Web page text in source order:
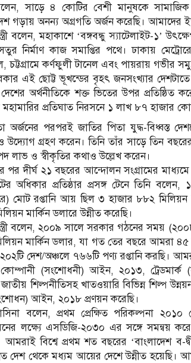
সাড়ে ৪ কোটির বেশী মানুষকে সামাজিক
গড়ায় অনন্য অগ্রগতি অর্জন করেছি। আমাদের
বলেন, মহাকাশে ‘বঙ্গবন্ধু স্যাটেলাইট-১’
নির্মাণ কাজ সমাপ্তির পথে। ঢাকায়
চট্টগ্রামে কর্ণফুলী টানেল এবং পায়রায় গভীর
এই ছোট্ট ভূখন্ডের বৃহৎ জনসংখ্যার দেশটাতে
অর্থনীতিকে শক্ত ভিতের উপর প্রতিষ্ঠিত
প্রতিঘাত নিরসনে ১ লাখ ৮৭ হাজার
অর্জনের পরপরই জাতির পিতা যুদ্ধ-বিধ্বস্ত
উদ্যোগ গ্রহণ করেন। তিনি তাঁর সাড়ে তিন বছরের
লাভ ও স্বীকৃতির কথাও উল্লেখ করেন।
পর দীর্ঘ ২১ বছরের আন্দোলন সংগ্রামের
অধিকার প্রতিষ্ঠার প্রসঙ্গ টেনে তিনি
মোট রপ্তানি আয় ছিল ৩ হাজার ৮৮২
মার্কিন ডলারে উন্নীত করেছি।
বলেন, ২০০৯ সালে সরকার গঠনের সময়
মার্কিন ডলার, যা গত তের বছরে আমরা ৪৫
দেশ/অঞ্চলে ৭৬৬টি পণ্য রপ্তানি করছি।
কোম্পানী (সংশোধনী) আইন, ২০১৩,
শিল্পনীতিসহ খাতওয়ারি বিভিন্ন শিল্প
আইন, ২০১৮ প্রণয়ন করেছি।
বলেন, প্রথম প্রেক্ষিত পরিকল্পনা
লক্ষ্যে এসডিজি-২০৩০ এর সঙ্গে সমন্বয়
আমরাই বিশ্বে প্রথম শত বছরের ‘বাংলাদেশ
দেশ থেকে মধ্যম আয়ের দেশে উন্নীত হয়েছি।